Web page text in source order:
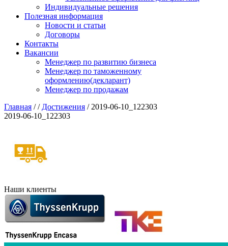
Индивидуальные решения
Полезная информация
Новости и статьи
Договоры
Контакты
Вакансии
Менеджер по развитию бизнеса
Менеджер по таможенному
оформлению(декларант)
Менеджер по продажам
Главная // Достижения / 2019-06-10_122303
2019-06-10_122303
Наши клиенты